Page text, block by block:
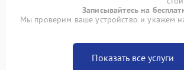
Записывайтесь на
Мы проверим ваше устройство и укажем
Показать все услуги